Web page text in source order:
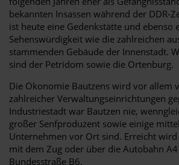
bekannten Insassen während der DDR-
ist heute eine Gedenkstätte und ebenso
Sehenswürdigkeit wie die zahlreichen
stammenden Gebäude der Innenstadt.
sind der Petridom sowie die Ortenburg.
Die Ökonomie Bautzens wird vor allem
zahlreicher Verwaltungseinrichtungen
Industriestadt war Bautzen nie,
großer Senfproduzent sowie einige
Unternehmen vor Ort sind. Erreicht
mit dem Zug oder über die Autobahn
Bundesstraße B6.